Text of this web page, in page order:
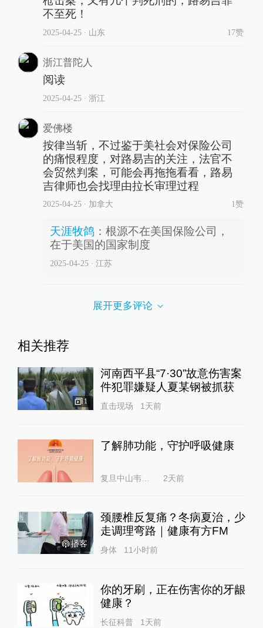
不至死！
2025-04-25∙ 山东 17赞
浙江普陀人
阅读
2025-04-25∙ 浙江
爱佛楼
按律当斩，不过鉴于美社会对保险公司
的痛恨程度，对路易吉的关注，法官不
会贸然判案，可能会再拖拖看看，路易
吉律师也会找理由拉长审理过程
2025-04-25∙ 加拿大 1赞
天涯牧鸽： 根源不在美国保险公司，
在于美国的国家制度
2025-04-25∙ 江苏
展开更多评论
相关推荐
1
河南西平县“7·30”故意伤害案
件犯罪嫌疑人夏某钢被抓获
直击现场 1天前
了解肺功能，守护呼吸健康
2天前
播客
颈腰椎反复痛？冬病夏治，少
走调理弯路｜健康有方FM
身体 11小时前
你的牙刷，正在伤害你的牙龈
健康？
长征科普 1天前